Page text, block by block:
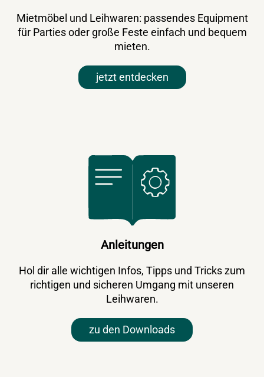
Mietmöbel und Leihwaren: passendes Equipment
für Parties oder große Feste einfach und bequem
mieten.
jetzt entdecken
Anleitungen
Hol dir alle wichtigen Infos, Tipps und Tricks zum
richtigen und sicheren Umgang mit unseren
Leihwaren.
zu den Downloads